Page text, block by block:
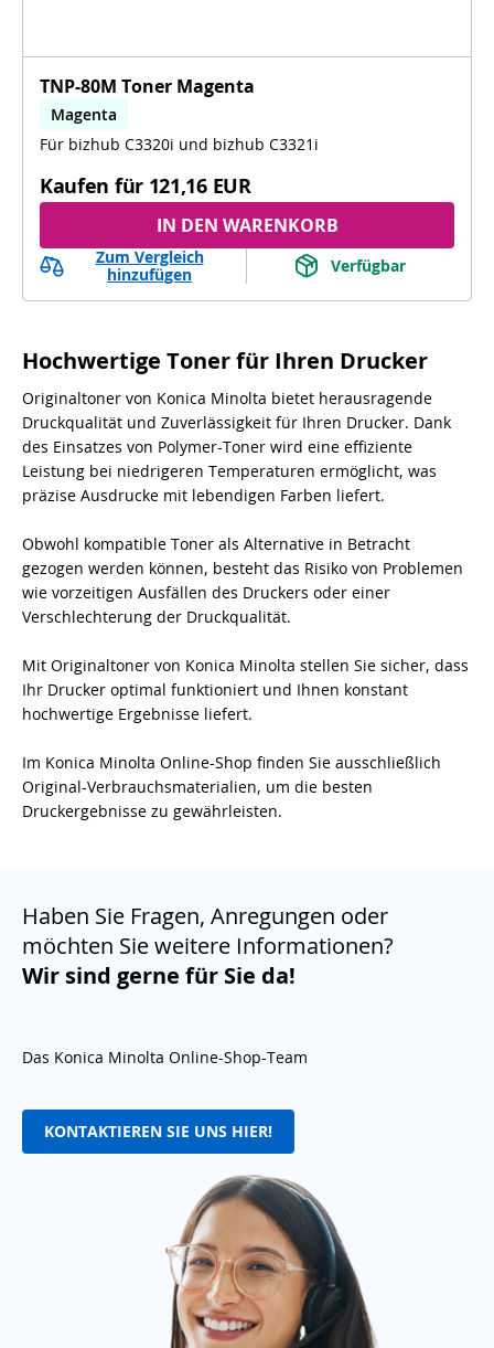
TNP-80M Toner Magenta
Magenta
Für bizhub C3320i und bizhub C3321i
Kaufen für 121,16 EUR
IN DEN WARENKORB
Zum Vergleich
hinzufügen
Verfügbar
Hochwertige Toner für Ihren Drucker
Originaltoner von Konica Minolta bietet herausragende
Druckqualität und Zuverlässigkeit für Ihren Drucker. Dank
des Einsatzes von Polymer-Toner wird eine effiziente
Leistung bei niedrigeren Temperaturen ermöglicht, was
präzise Ausdrucke mit lebendigen Farben liefert.
Obwohl kompatible Toner als Alternative in Betracht
gezogen werden können, besteht das Risiko von Problemen
wie vorzeitigen Ausfällen des Druckers oder einer
Verschlechterung der Druckqualität.
Mit Originaltoner von Konica Minolta stellen Sie sicher, dass
Ihr Drucker optimal funktioniert und Ihnen konstant
hochwertige Ergebnisse liefert.
Im Konica Minolta Online-Shop finden Sie ausschließlich
Original-Verbrauchsmaterialien, um die besten
Druckergebnisse zu gewährleisten.
Haben Sie Fragen, Anregungen oder
möchten Sie weitere Informationen?
Wir sind gerne für Sie da!
Das Konica Minolta Online-Shop-Team
KONTAKTIEREN SIE UNS HIER!